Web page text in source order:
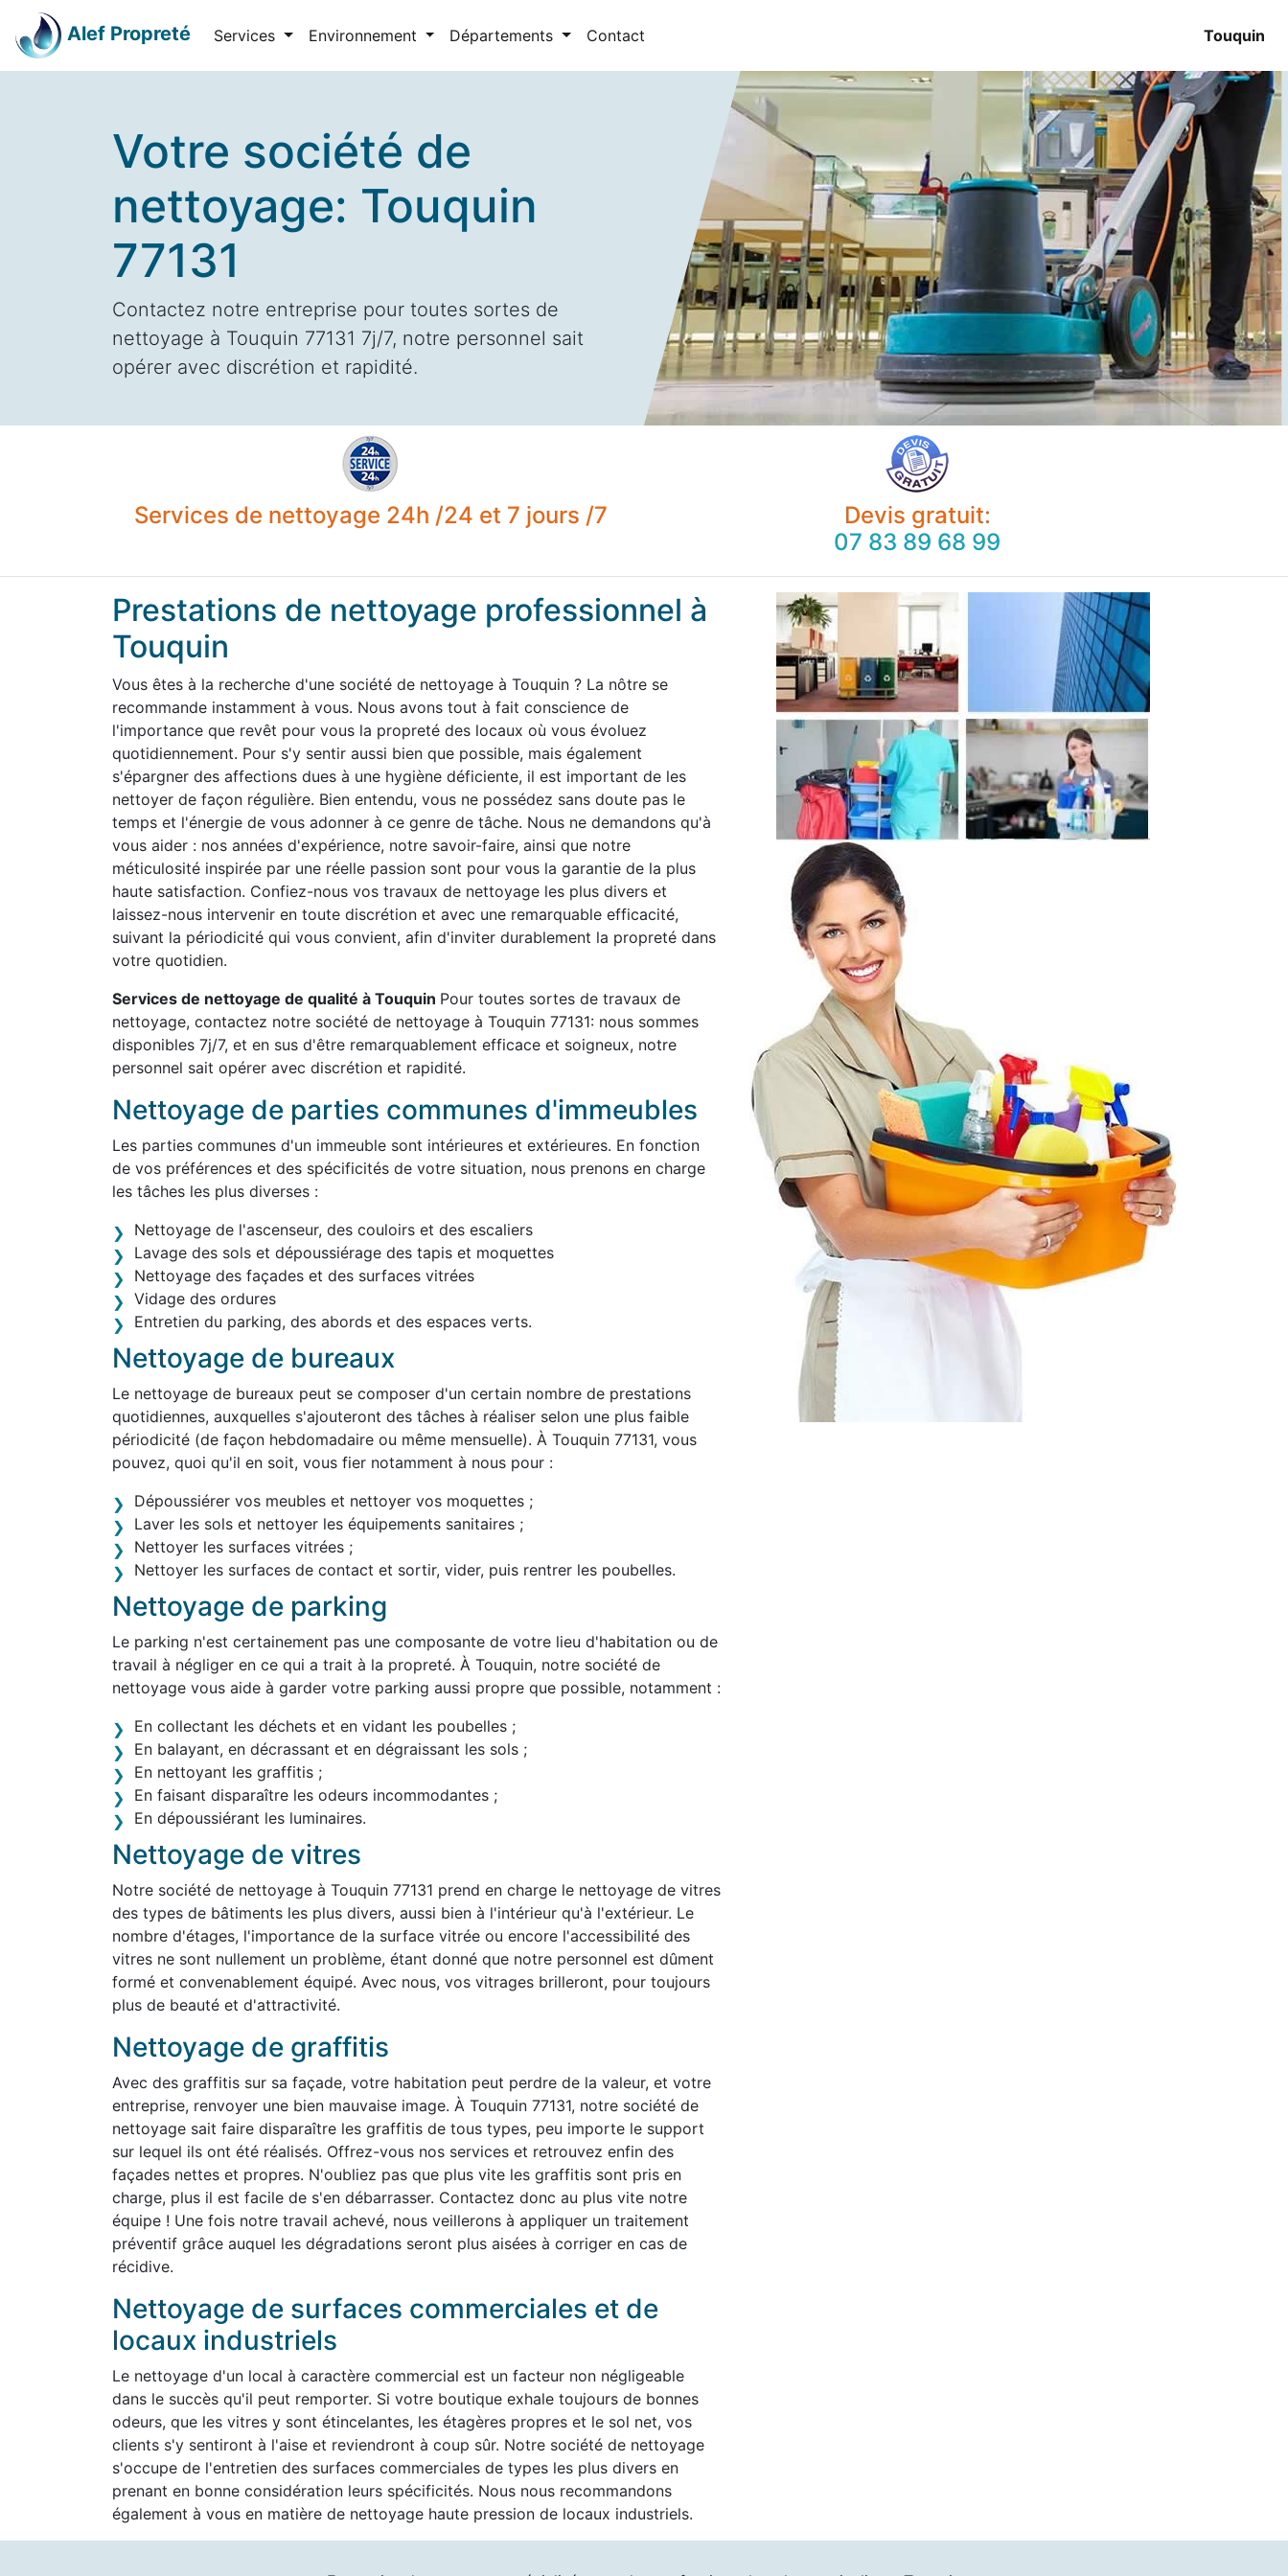
Alef Propreté Services Environnement Départements Contact Touquin
Votre société de
nettoyage: Touquin
77131
Contactez notre entreprise pour toutes sortes de
nettoyage à Touquin 77131 7j/7, notre personnel sait
opérer avec discrétion et rapidité.
Services de nettoyage 24h /24 et 7 jours /7
Devis gratuit:
07 83 89 68 99
Prestations de nettoyage professionnel à
Touquin
Vous êtes à la recherche d'une société de nettoyage à Touquin ? La nôtre se
recommande instamment à vous. Nous avons tout à fait conscience de
l'importance que revêt pour vous la propreté des locaux où vous évoluez
quotidiennement. Pour s'y sentir aussi bien que possible, mais également
s'épargner des affections dues à une hygiène déficiente, il est important de les
nettoyer de façon régulière. Bien entendu, vous ne possédez sans doute pas le
temps et l'énergie de vous adonner à ce genre de tâche. Nous ne demandons qu'à
vous aider : nos années d'expérience, notre savoir-faire, ainsi que notre
méticulosité inspirée par une réelle passion sont pour vous la garantie de la plus
haute satisfaction. Confiez-nous vos travaux de nettoyage les plus divers et
laissez-nous intervenir en toute discrétion et avec une remarquable efficacité,
suivant la périodicité qui vous convient, afin d'inviter durablement la propreté dans
votre quotidien.
Services de nettoyage de qualité à Touquin Pour toutes sortes de travaux de
nettoyage, contactez notre société de nettoyage à Touquin 77131: nous sommes
disponibles 7j/7, et en sus d'être remarquablement efficace et soigneux, notre
personnel sait opérer avec discrétion et rapidité.
Nettoyage de parties communes d'immeubles
Les parties communes d'un immeuble sont intérieures et extérieures. En fonction
de vos préférences et des spécificités de votre situation, nous prenons en charge
les tâches les plus diverses :
Nettoyage de l'ascenseur, des couloirs et des escaliers
Lavage des sols et dépoussiérage des tapis et moquettes
Nettoyage des façades et des surfaces vitrées
Vidage des ordures
Entretien du parking, des abords et des espaces verts.
Nettoyage de bureaux
Le nettoyage de bureaux peut se composer d'un certain nombre de prestations
quotidiennes, auxquelles s'ajouteront des tâches à réaliser selon une plus faible
périodicité (de façon hebdomadaire ou même mensuelle). À Touquin 77131, vous
pouvez, quoi qu'il en soit, vous fier notamment à nous pour :
Dépoussiérer vos meubles et nettoyer vos moquettes ;
Laver les sols et nettoyer les équipements sanitaires ;
Nettoyer les surfaces vitrées ;
Nettoyer les surfaces de contact et sortir, vider, puis rentrer les poubelles.
Nettoyage de parking
Le parking n'est certainement pas une composante de votre lieu d'habitation ou de
travail à négliger en ce qui a trait à la propreté. À Touquin, notre société de
nettoyage vous aide à garder votre parking aussi propre que possible, notamment :
En collectant les déchets et en vidant les poubelles ;
En balayant, en décrassant et en dégraissant les sols ;
En nettoyant les graffitis ;
En faisant disparaître les odeurs incommodantes ;
En dépoussiérant les luminaires.
Nettoyage de vitres
Notre société de nettoyage à Touquin 77131 prend en charge le nettoyage de vitres
des types de bâtiments les plus divers, aussi bien à l'intérieur qu'à l'extérieur. Le
nombre d'étages, l'importance de la surface vitrée ou encore l'accessibilité des
vitres ne sont nullement un problème, étant donné que notre personnel est dûment
formé et convenablement équipé. Avec nous, vos vitrages brilleront, pour toujours
plus de beauté et d'attractivité.
Nettoyage de graffitis
Avec des graffitis sur sa façade, votre habitation peut perdre de la valeur, et votre
entreprise, renvoyer une bien mauvaise image. À Touquin 77131, notre société de
nettoyage sait faire disparaître les graffitis de tous types, peu importe le support
sur lequel ils ont été réalisés. Offrez-vous nos services et retrouvez enfin des
façades nettes et propres. N'oubliez pas que plus vite les graffitis sont pris en
charge, plus il est facile de s'en débarrasser. Contactez donc au plus vite notre
équipe ! Une fois notre travail achevé, nous veillerons à appliquer un traitement
préventif grâce auquel les dégradations seront plus aisées à corriger en cas de
récidive.
Nettoyage de surfaces commerciales et de
locaux industriels
Le nettoyage d'un local à caractère commercial est un facteur non négligeable
dans le succès qu'il peut remporter. Si votre boutique exhale toujours de bonnes
odeurs, que les vitres y sont étincelantes, les étagères propres et le sol net, vos
clients s'y sentiront à l'aise et reviendront à coup sûr. Notre société de nettoyage
s'occupe de l'entretien des surfaces commerciales de types les plus divers en
prenant en bonne considération leurs spécificités. Nous nous recommandons
également à vous en matière de nettoyage haute pression de locaux industriels.